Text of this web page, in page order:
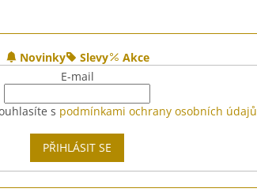
Novinky Slevy
Akce
E-mail
s podmínkami ochrany osobních údajů
PŘIHLÁSIT SE